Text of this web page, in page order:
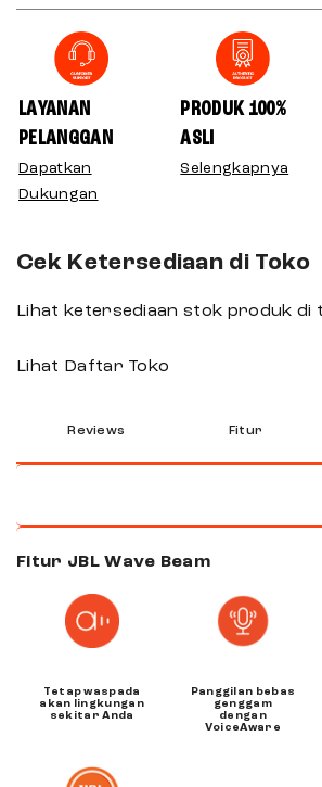
LAYANAN
PELANGGAN
Dapatkan
Dukungan
PRODUK 100%
ASLI
Selengkapnya
Cek Ketersediaan di Toko
Lihat ketersediaan stok produk di
Lihat Daftar Toko
Reviews Fitur
Fitur JBL Wave Beam
Tetap waspada
akan lingkungan
sekitar Anda
Panggilan bebas
genggam
dengan
VoiceAware